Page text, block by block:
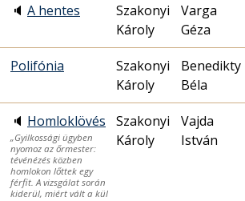
🔈 A hentes
Szakonyi
Károly
Varga
Géza
Polifónia
Szakonyi
Károly
Benedikty
Béla
🔈 Homloklövés
„Gyilkossági ügyben
nyomoz az őrmester:
tévénézés közben
homlokon lőttek egy
férfit. A vizsgálat során
kiderül, miért vált a kül
Szakonyi
Károly
Vajda
István